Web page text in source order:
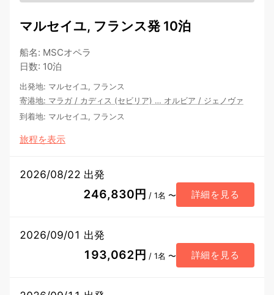
マルセイユ, フランス発 10泊
船名: MSCオペラ
日数: 10泊
出発地: マルセイユ, フランス
寄港地: マラガ / カディス (セビリア) … オルビア / ジェノヴァ
到着地: マルセイユ, フランス
旅程を表示
2026/08/22 出発
246,830円 / 1名 〜 詳細を見る
2026/09/01 出発
193,062円 / 1名 〜 詳細を見る